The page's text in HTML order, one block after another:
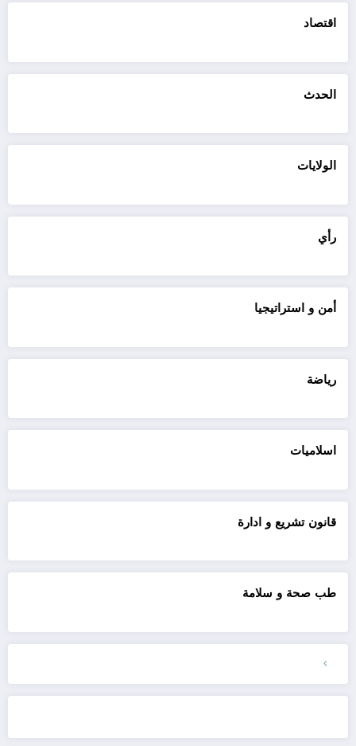
اقتصاد
الحدث
الولايات
رأي
أمن و استراتيجيا
رياضة
اسلاميات
قانون تشريع و ادارة
طب صحة و سلامة